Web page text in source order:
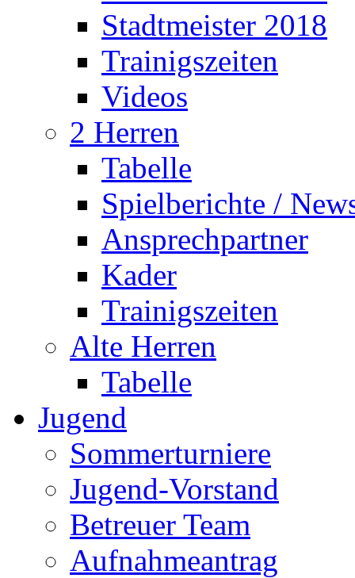
Stadtmeister 2018
Trainigszeiten
Videos
2 Herren
Tabelle
Spielberichte /
Ansprechpartner
Kader
Trainigszeiten
Alte Herren
Tabelle
Jugend
Sommerturniere
Jugend-Vorstand
Betreuer Team
Aufnahmeantrag